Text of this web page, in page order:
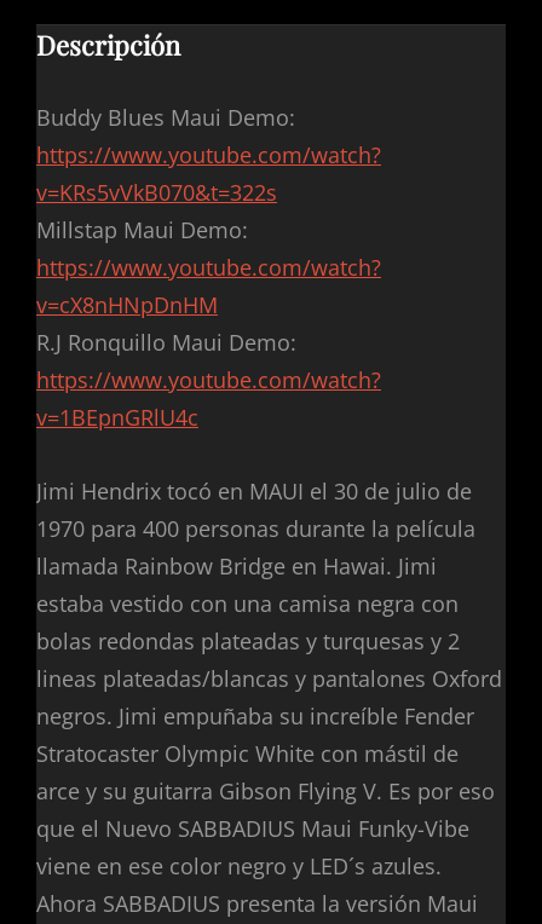
Descripción
Buddy Blues Maui Demo:
https://www.youtube.com/watch?
v=KRs5vVkB070&t=322s
Millstap Maui Demo:
https://www.youtube.com/watch?
v=cX8nHNpDnHM
R.J Ronquillo Maui Demo:
https://www.youtube.com/watch?
v=1BEpnGRlU4c
Jimi Hendrix tocó en MAUI el 30 de julio de
1970 para 400 personas durante la película
llamada Rainbow Bridge en Hawai. Jimi
estaba vestido con una camisa negra con
bolas redondas plateadas y turquesas y 2
lineas plateadas/blancas y pantalones Oxford
negros. Jimi empuñaba su increíble Fender
Stratocaster Olympic White con mástil de
arce y su guitarra Gibson Flying V. Es por eso
que el Nuevo SABBADIUS Maui Funky-Vibe
viene en ese color negro y LED´s azules.
Ahora SABBADIUS presenta la versión Maui